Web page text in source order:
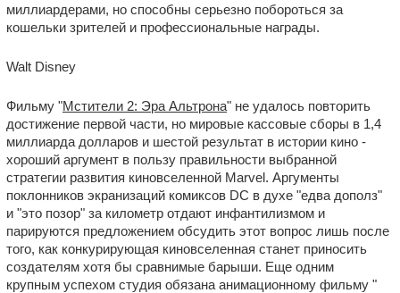
миллиардерами, но способны серьезно побороться за
кошельки зрителей и профессиональные награды.
Walt Disney
Фильму "Мстители 2: Эра Альтрона" не удалось повторить
достижение первой части, но мировые кассовые сборы в 1,4
миллиарда долларов и шестой результат в истории кино -
хороший аргумент в пользу правильности выбранной
стратегии развития киновселенной Marvel. Аргументы
поклонников экранизаций комиксов DC в духе "едва дополз"
и "это позор" за километр отдают инфантилизмом и
парируются предложением обсудить этот вопрос лишь после
того, как конкурирующая киновселенная станет приносить
создателям хотя бы сравнимые барыши. Еще одним
крупным успехом студия обязана анимационному фильму "